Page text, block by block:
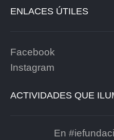
ENLACES ÚTILES
Facebook
Instagram
ACTIVIDADES QUE
En